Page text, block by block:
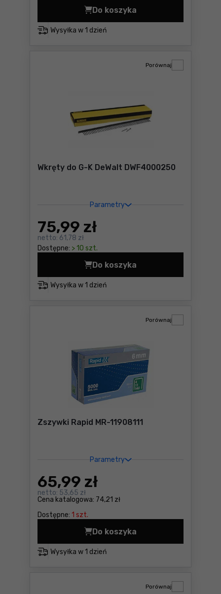
Wysyłka w 1 dzień
Do koszyka
Gwoździe na papierze
Wkręty do G-K DeWalt DWF4000250
Parametry
75,99 zł
netto: 61,78 zł
Dostępne: > 10 szt.
Porównaj
Wysyłka w 1 dzień
Do koszyka
Wkręty do G-K DeWalt
Zszywki Rapid MR-11908111
Parametry
Cena katalogowa: 74,21 zł
65,99 zł
netto: 53,65 zł
Dostępne: 1 szt.
Porównaj
Wysyłka w 1 dzień
Do koszyka
Zszywki Rapid MR-
Porównaj